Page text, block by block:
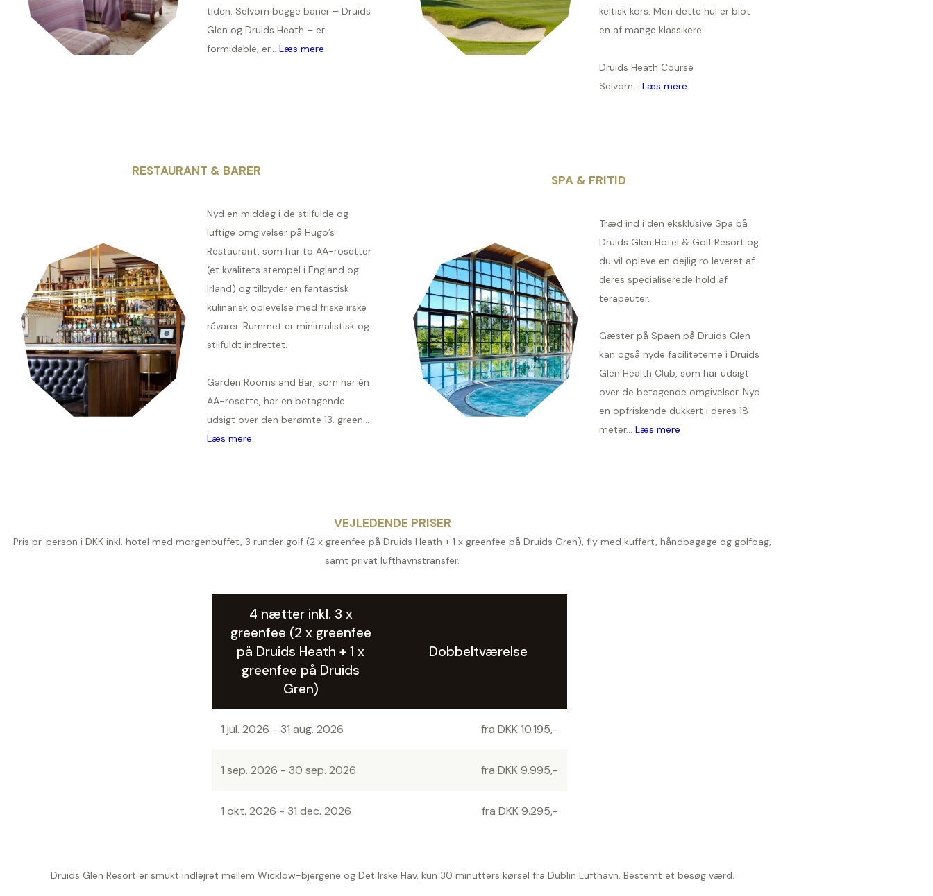
tiden. Selvom begge baner – Druids
Glen og Druids Heath – er
formidable, er... Læs mere
keltisk kors. Men dette hul er blot
en af mange klassikere.
Druids Heath Course
Selvom... Læs mere
RESTAURANT & BARER
Nyd en middag i de stilfulde og
luftige omgivelser på Hugo’s
Restaurant, som har to AA-rosetter
(et kvalitets stempel i England og
Irland) og tilbyder en fantastisk
kulinarisk oplevelse med friske irske
råvarer. Rummet er minimalistisk og
stilfuldt indrettet.
Garden Rooms and Bar, som har én
AA-rosette, har en betagende
udsigt over den berømte 13. green...
Læs mere
SPA & FRITID
Træd ind i den eksklusive Spa på
Druids Glen Hotel & Golf Resort og
du vil opleve en dejlig ro leveret af
deres specialiserede hold af
terapeuter.
Gæster på Spaen på Druids Glen
kan også nyde faciliteterne i Druids
Glen Health Club, som har udsigt
over de betagende omgivelser. Nyd
en opfriskende dukkert i deres 18-
meter... Læs mere
VEJLEDENDE PRISER
Pris pr. person i DKK inkl. hotel med morgenbuffet, 3 runder golf (2 x greenfee på Druids Heath + 1 x greenfee på Druids Gren), fly med kuffert, håndbagage og golfbag,
samt privat lufthavnstransfer.
4 nætter inkl. 3 x
greenfee (2 x greenfee
på Druids Heath + 1 x
greenfee på Druids
Gren)
Dobbeltværelse
1 jul. 2026 - 31 aug. 2026 fra DKK 10.195,-
1 sep. 2026 - 30 sep. 2026 fra DKK 9.995,-
1 okt. 2026 - 31 dec. 2026 fra DKK 9.295,-
Druids Glen Resort er smukt indlejret mellem Wicklow-bjergene og Det Irske Hav, kun 30 minutters kørsel fra Dublin Lufthavn. Bestemt et besøg værd.